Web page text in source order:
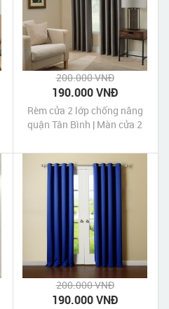
200.000 VNĐ
190.000 VNĐ
Rèm cửa 2 lớp chống nắng
quận Tân Bình | Màn cửa 2
Bình Tp HCM
200.000 VNĐ
190.000 VNĐ